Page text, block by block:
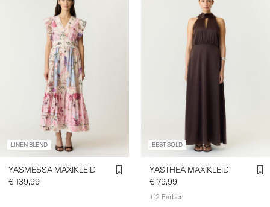
LINEN BLEND
YASMESSA MAXIKLEID
€ 139,99
BEST SOLD
YASTHEA MAXIKLEID
€ 79,99
+ 2 Farben